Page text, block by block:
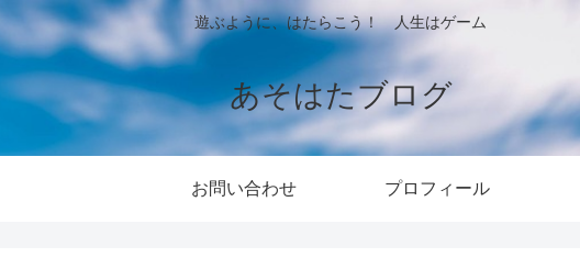
遊ぶように、はたらこう！ 人生はゲーム
あそはたブログ
お問い合わせ プロフィール